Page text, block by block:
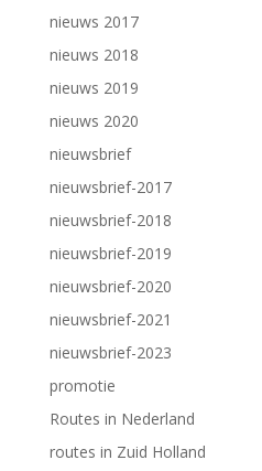
nieuws 2017
nieuws 2018
nieuws 2019
nieuws 2020
nieuwsbrief
nieuwsbrief-2017
nieuwsbrief-2018
nieuwsbrief-2019
nieuwsbrief-2020
nieuwsbrief-2021
nieuwsbrief-2023
promotie
Routes in Nederland
routes in Zuid Holland